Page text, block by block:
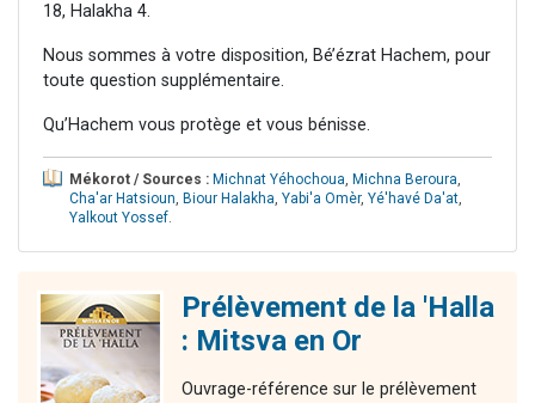
18, Halakha 4.
Nous sommes à votre disposition, Bé’ézrat Hachem, pour
toute question supplémentaire.
Qu’Hachem vous protège et vous bénisse.
Mékorot / Sources : Michnat Yéhochoua, Michna Beroura,
Cha'ar Hatsioun, Biour Halakha, Yabi'a Omèr, Yé'havé Da'at,
Yalkout Yossef.
Prélèvement de la 'Halla
: Mitsva en Or
Ouvrage-référence sur le prélèvement